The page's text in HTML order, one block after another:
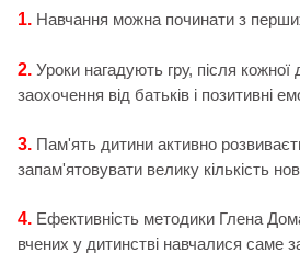
1. Навчання можна починати з
2. Уроки нагадують гру, після
заохочення від батьків і позитивні
3. Пам'ять дитини активно
запам'ятовувати велику кількість
4. Ефективність методики Глена
вчених у дитинстві навчалися саме